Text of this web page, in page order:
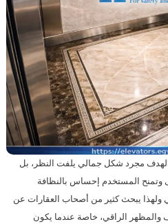
مجرد شكل جمالي يلفت النظر، بل
وتمنح المستخدم إحساس بالنظافة
ولهذا يبحث كثير من أصحاب العقارات عن
والمظهر الراقي، خاصة عندما يكون